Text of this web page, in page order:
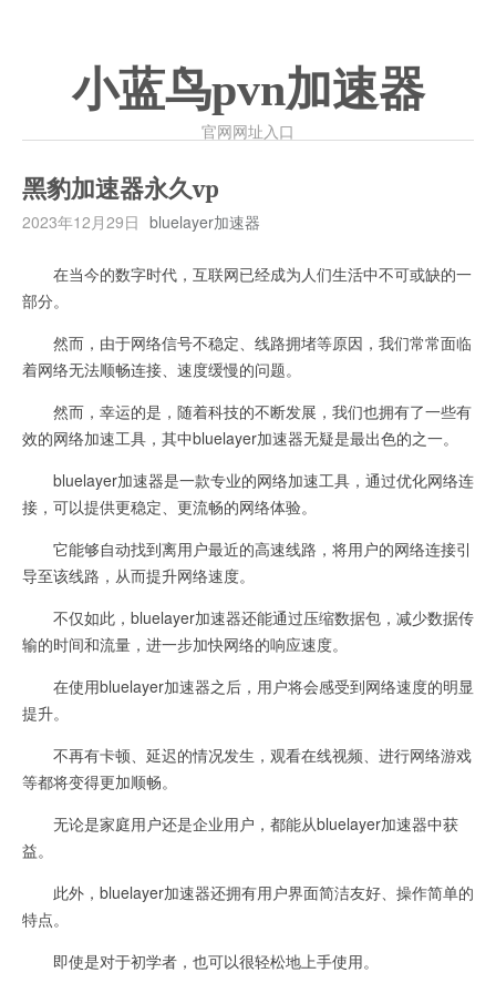
小蓝鸟pvn加速器
官网网址入口
黑豹加速器永久vp
2023年12月29日 bluelayer加速器
在当今的数字时代，互联网已经成为人们生活中不可或缺的一
部分。
然而，由于网络信号不稳定、线路拥堵等原因，我们常常面临
着网络无法顺畅连接、速度缓慢的问题。
然而，幸运的是，随着科技的不断发展，我们也拥有了一些有
效的网络加速工具，其中bluelayer加速器无疑是最出色的之一。
bluelayer加速器是一款专业的网络加速工具，通过优化网络连
接，可以提供更稳定、更流畅的网络体验。
它能够自动找到离用户最近的高速线路，将用户的网络连接引
导至该线路，从而提升网络速度。
不仅如此，bluelayer加速器还能通过压缩数据包，减少数据传
输的时间和流量，进一步加快网络的响应速度。
在使用bluelayer加速器之后，用户将会感受到网络速度的明显
提升。
不再有卡顿、延迟的情况发生，观看在线视频、进行网络游戏
等都将变得更加顺畅。
无论是家庭用户还是企业用户，都能从bluelayer加速器中获
益。
此外，bluelayer加速器还拥有用户界面简洁友好、操作简单的
特点。
即使是对于初学者，也可以很轻松地上手使用。